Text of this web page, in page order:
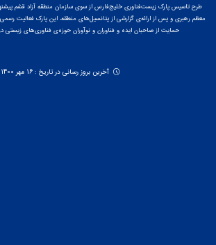
طرح تاسیس پارک زیست‌فناوری خلیج‌فارس از سوی سازمان منطقه آزاد قشم
حمایت از صاحبان ایده و فناوران و نوآوران حوزه‌ی فناوری‌های زیستی
آخرین بروز رسانی در تاریخ : 16 مهر 1400